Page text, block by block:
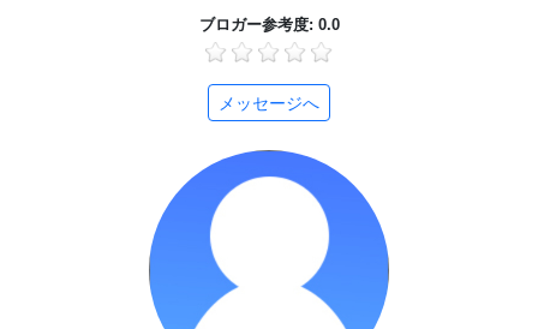
ブロガー参考度: 0.0